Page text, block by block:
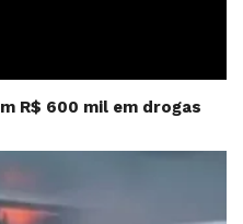
R$ 600 mil em drogas